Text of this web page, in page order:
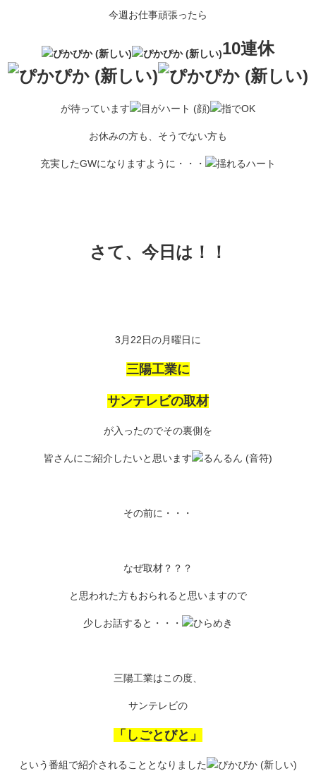
今週お仕事頑張ったら
10連休
が待っています
お休みの方も、そうでない方も
充実したGWになりますように・・・
さて、今日は！！
3月22日の月曜日に
三陽工業に
サンテレビの取材
が入ったのでその裏側を
皆さんにご紹介したいと思います
その前に・・・
なぜ取材？？？
と思われた方もおられると思いますので
少しお話すると・・・
三陽工業はこの度、
サンテレビの
「しごとびと」
という番組で紹介されることとなりました